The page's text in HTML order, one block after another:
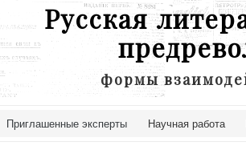
Русская
формы
Приглашенные эксперты Научная работа